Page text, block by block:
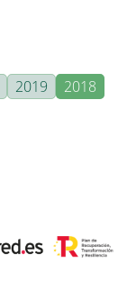
2019
2018